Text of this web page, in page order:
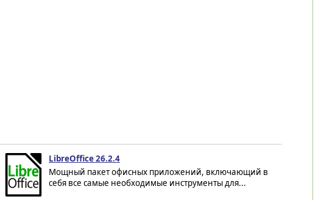
LibreOffice 26.2.4
Мощный пакет офисных приложений, включающий в
себя все самые необходимые инструменты для...